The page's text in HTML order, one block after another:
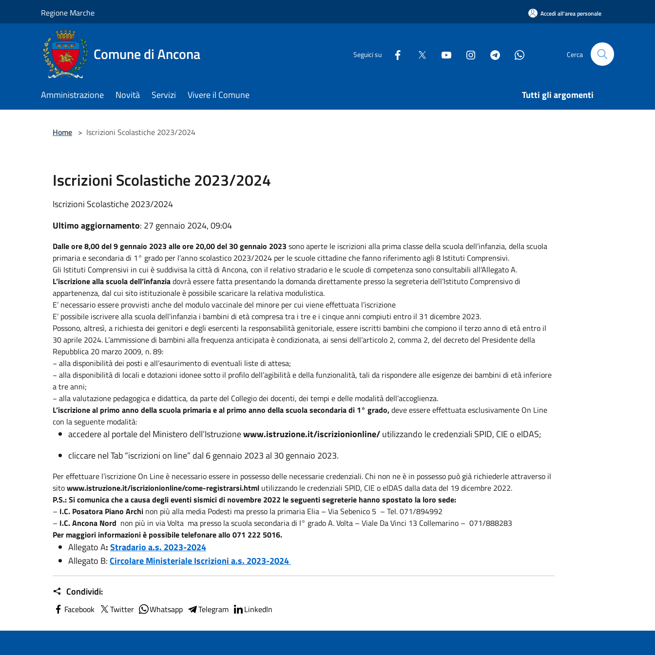
Regione Marche Accedi all'area personale
Comune di Ancona Seguici su Cerca
Amministrazione Novità Servizi Vivere il Comune Tutti gli argomenti
Home > Iscrizioni Scolastiche 2023/2024
Iscrizioni Scolastiche 2023/2024
Iscrizioni Scolastiche 2023/2024
Ultimo aggiornamento: 27 gennaio 2024, 09:04
Dalle ore 8,00 del 9 gennaio 2023 alle ore 20,00 del 30 gennaio 2023 sono aperte le iscrizioni alla prima classe della scuola dell’infanzia, della scuola
primaria e secondaria di 1° grado per l’anno scolastico 2023/2024 per le scuole cittadine che fanno riferimento agli 8 Istituti Comprensivi.
Gli Istituti Comprensivi in cui è suddivisa la città di Ancona, con il relativo stradario e le scuole di competenza sono consultabili all’Allegato A.
L’iscrizione alla scuola dell’infanziadovrà essere fatta presentando la domanda direttamente presso la segreteria dell’Istituto Comprensivo di
appartenenza, dal cui sito istituzionale è possibile scaricare la relativa modulistica.
E’ necessario essere provvisti anche del modulo vaccinale del minore per cui viene effettuata l’iscrizione
E’ possibile iscrivere alla scuola dell’infanzia i bambini di età compresa tra i tre e i cinque anni compiuti entro il 31 dicembre 2023.
Possono, altresì, a richiesta dei genitori e degli esercenti la responsabilità genitoriale, essere iscritti bambini che compiono il terzo anno di età entro il
30 aprile 2024. L’ammissione di bambini alla frequenza anticipata è condizionata, ai sensi dell’articolo 2, comma 2, del decreto del Presidente della
Repubblica 20 marzo 2009, n. 89:
− alla disponibilità dei posti e all’esaurimento di eventuali liste di attesa;
− alla disponibilità di locali e dotazioni idonee sotto il profilo dell’agibilità e della funzionalità, tali da rispondere alle esigenze dei bambini di età inferiore
a tre anni;
− alla valutazione pedagogica e didattica, da parte del Collegio dei docenti, dei tempi e delle modalità dell’accoglienza.
L’iscrizione al primo anno della scuola primaria e al primo anno della scuola secondaria di 1° grado,deve essere effettuata esclusivamente On Line
con la seguente modalità:
accedere al portale del Ministero dell’Istruzionewww.istruzione.it/iscrizionionline/utilizzando le credenziali SPID, CIE o eIDAS;
cliccare nel Tab “iscrizioni on line” dal 6 gennaio 2023 al 30 gennaio 2023.
Per effettuare l’iscrizione On Line è necessario essere in possesso delle necessarie credenziali. Chi non ne è in possesso può già richiederle attraverso il
sitowww.istruzione.it/iscrizionionline/come-registrarsi.html utilizzando le credenziali SPID, CIE o eIDAS dalla data del 19 dicembre 2022.
P.S.: Si comunica che a causa degli eventi sismici di novembre 2022 le seguenti segreterie hanno spostato la loro sede:
– I.C. Posatora Piano Archi non più alla media Podesti ma presso la primaria Elia – Via Sebenico 5 – Tel. 071/894992
– I.C. Ancona Nord non più in via Volta ma presso la scuola secondaria di I° grado A. Volta – Viale Da Vinci 13 Collemarino – 071/888283
Per maggiori informazioni è possibile telefonare allo 071 222 5016.
Allegato A:Stradario a.s. 2023-2024
Allegato B:Circolare Ministeriale Iscrizioni a.s. 2023-2024
Condividi:
Facebook Twitter Whatsapp Telegram LinkedIn